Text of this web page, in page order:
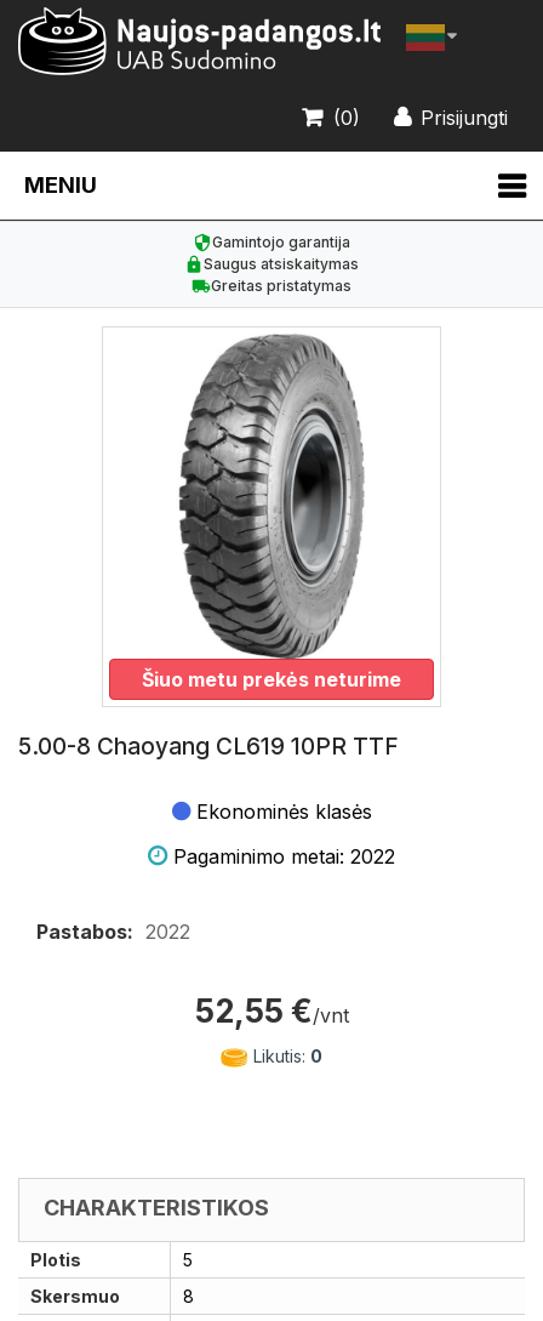
Prisijungti
(0)
MENIU
Gamintojo garantija
Saugus atsiskaitymas
Greitas pristatymas
Šiuo metu prekės neturime
5.00-8 Chaoyang CL619 10PR TTF
Ekonominės klasės
Pagaminimo metai: 2022
Pastabos: 2022
52,55 €/vnt
Likutis: 0
CHARAKTERISTIKOS
Plotis
5
Skersmuo
8